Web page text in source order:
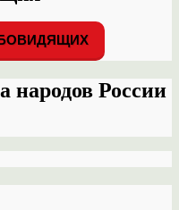
народов России